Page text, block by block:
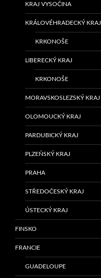
KRAJ VYSOČINA
KRÁLOVÉHRADECKÝ KRAJ
KRKONOŠE
LIBERECKÝ KRAJ
KRKONOŠE
MORAVSKOSLEZSKÝ KRAJ
OLOMOUCKÝ KRAJ
PARDUBICKÝ KRAJ
PLZEŇSKÝ KRAJ
PRAHA
STŘEDOČESKÝ KRAJ
ÚSTECKÝ KRAJ
FINSKO
FRANCIE
GUADELOUPE